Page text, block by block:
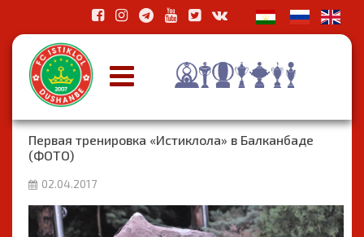
Первая тренировка «Истиклола» в Балканбаде
(ФОТО)
02.04.2017